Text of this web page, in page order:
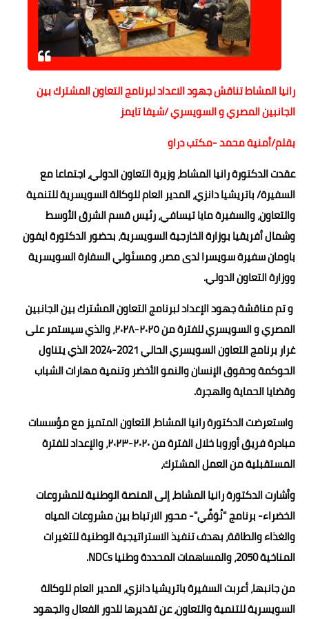
حوادث وقضايا
خدمات
فن المطبخ
رانيا المشاط تناقش جهود الاعداد لبرنامج التعاون المشترك بين
الجانبين المصري و السويسري /شيفا تايمز
بقلم/أمنية محمد -مكتب دراو
عقدت الدكتورة رانيا المشاط، وزيرة التعاون الدولي، اجتماعا مع
السفيرة/ باتريشيا دانزي، المدير العام للوكالة السويسرية للتنمية
والتعاون، والسفيرة مايا تيسافي، رئيس قسم الشرق الأوسط
وشمال أفريقيا بوزارة الخارجية السويسرية، بحضور الدكتورة ايفون
باومان سفيرة سويسرا لدى مصر، ومسئولي السفارة السويسرية
ووزارة التعاون الدولي.
و تم مناقشة جهود الإعداد لبرنامج التعاون المشترك بين الجانبين
المصري و السويسري للفترة من ٢٠٢٥-٢٠٢٨، والذي سيستمر على
غرار برنامج التعاون السويسري الحالي 2021-2024 الذي يتناول
الحوكمة وحقوق الإنسان والنمو الأخضر وتنمية مهارات الشباب
وقضايا الحماية والهجرة.
واستعرضت الدكتورة رانيا المشاط، التعاون المتميز مع مؤسسات
مبادرة فريق أوروبا خلال الفترة من ٢٠٢٠-٢٠٢٣، والإعداد للفترة
المستقبلية من العمل المشترك،
وأشارت الدكتورة رانيا المشاط، إلى المنصة الوطنية للمشروعات
الخضراء- برنامج "نُوَفِّي"- محور الارتباط بين مشروعات المياه
والغذاء والطاقة، بهدف تنفيذ الاستراتيجية الوطنية للتغيرات
المناخية 2050، والمساهمات المحددة وطنيا NDCs.
من جانبها، أعربت السفيرة باتريشيا دانزي، المدير العام للوكالة
السويسرية للتنمية والتعاون، عن تقديرها للدور الفعال والجهود